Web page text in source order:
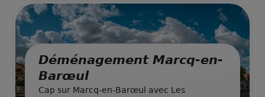
Déménagement Marcq-en-
Barœul
Cap sur Marcq-en-Barœul avec Les